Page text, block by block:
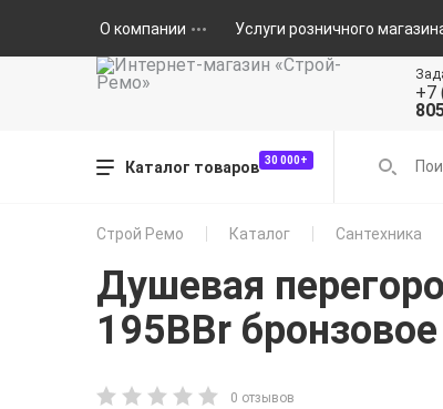
О компании Услуги розничного
+7
Каталог товаров 30 000+
Строй Ремо Каталог Сантехника
Душевая
195BBr
0 отзывов